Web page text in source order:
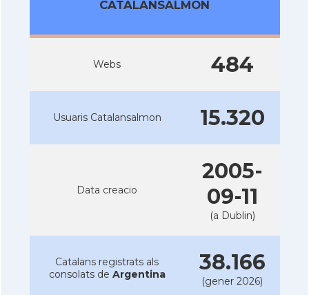
CATALANSALMON
Webs 484
Usuaris Catalansalmon 15.320
Data creacio
2005-
09-11
(a Dublin)
Catalans registrats als
consolats de Argentina 38.166
(gener 2026)